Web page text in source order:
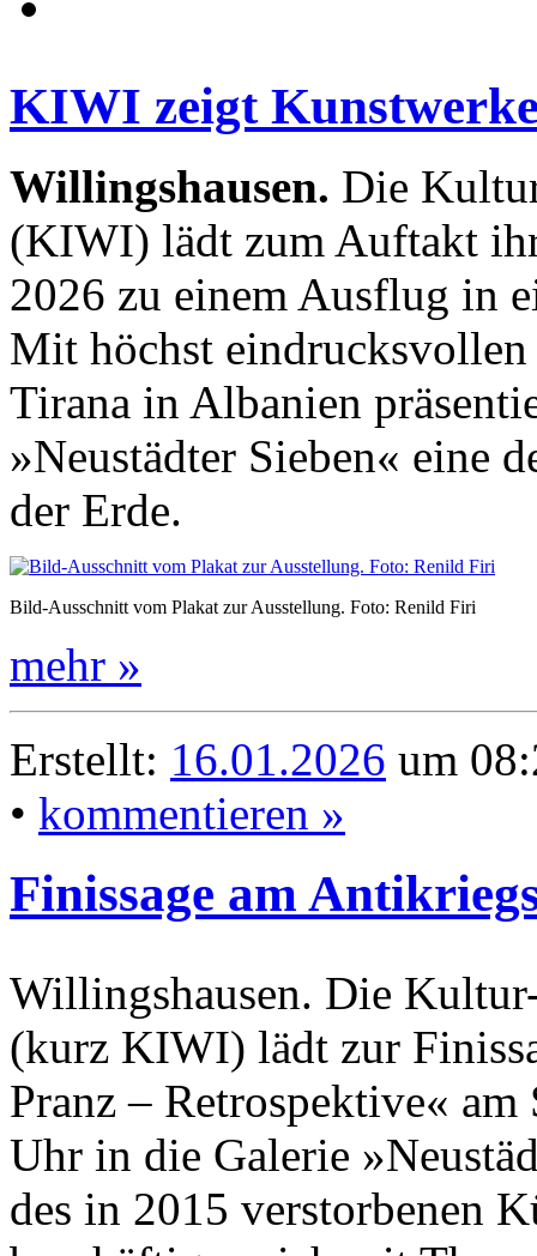
KIWI zeigt
Willingshausen. Die
(KIWI) lädt zum Auftakt
2026 zu einem Ausflug in
Mit höchst eindrucksvollen
Tirana in Albanien
»Neustädter Sieben« eine
der Erde.
Bild-Ausschnitt vom Plakat zur Ausstellung. Foto: Renild Firi
mehr »
Erstellt: 16.01.2026 um
• kommentieren »
Finissage am
Willingshausen. Die
(kurz KIWI) lädt zur
Pranz – Retrospektive«
Uhr in die Galerie
des in 2015 verstorbenen